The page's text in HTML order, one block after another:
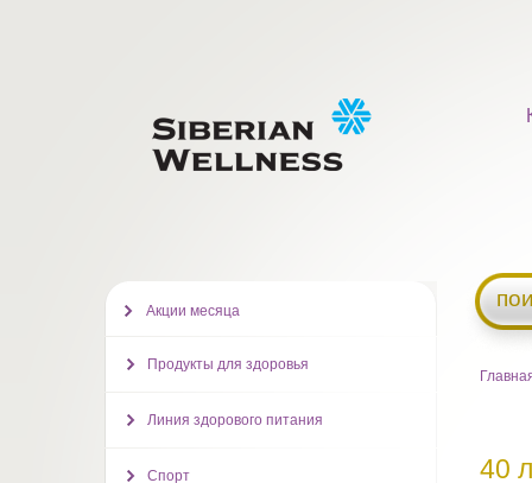
40
Акции месяца
Продукты для здоровья
Линия здорового питания
Спорт